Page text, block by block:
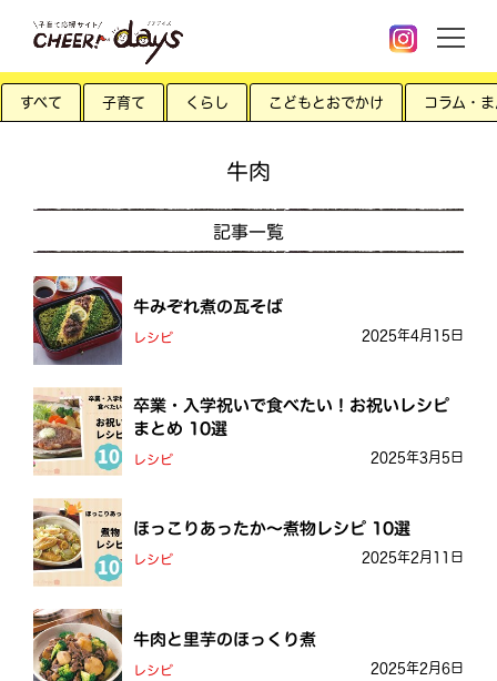
すべて 子育て くらし こどもとおでかけ コラム・
牛肉
記事一覧
牛みぞれ煮の瓦そば
レシピ 2025年4月15日
卒業・入学祝いで食べたい！お祝いレシピ
まとめ 10選
レシピ 2025年3月5日
ほっこりあったか～煮物レシピ 10選
レシピ 2025年2月11日
牛肉と里芋のほっくり煮
レシピ 2025年2月6日